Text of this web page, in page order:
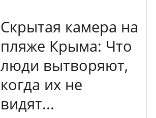
Скрытая камера на
пляже Крыма: Что
люди вытворяют,
когда их не
видят...